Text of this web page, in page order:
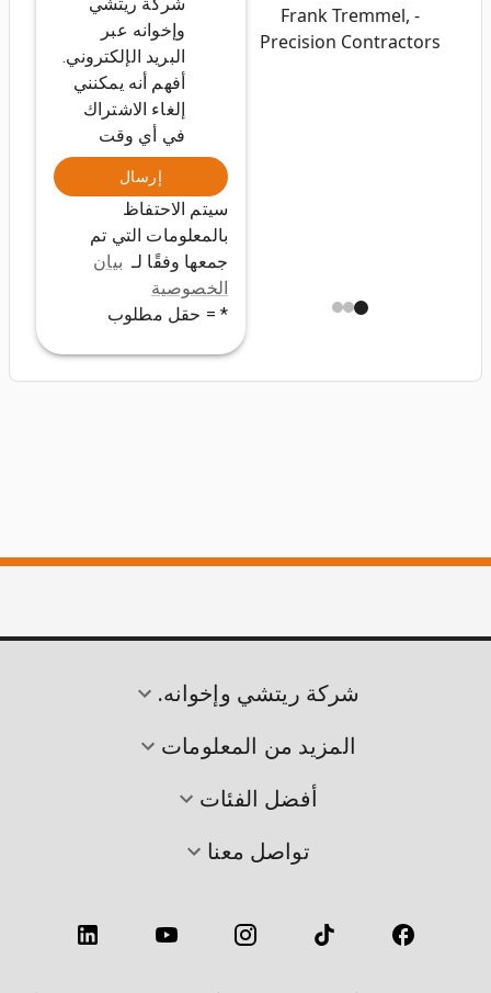
وإخوانه عبر
البريد الإلكتروني.
أفهم أنه يمكنني
إلغاء الاشتراك
في أي وقت
إرسال
سيتم الاحتفاظ
بالمعلومات التي تم
جمعها وفقًا لـ بيان
الخصوصية
* = حقل مطلوب
- Frank Tremmel,
Precision Contractors
شركة ريتشي وإخوانه.
المزيد من المعلومات
أفضل الفئات
تواصل معنا